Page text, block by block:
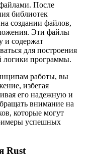
После
библиотек
создании файлов,
Эти файлы
и содержат
для построения
логики программы.
работы, вы
избегая
его надежную и
внимание на
которые могут
успешных
Rust